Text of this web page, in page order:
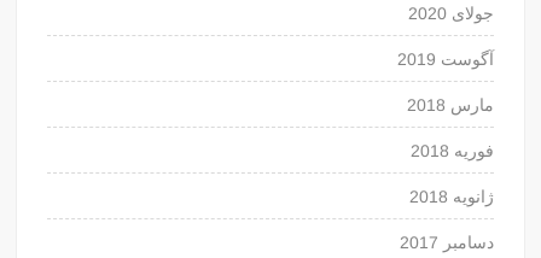
جولای 2020
آگوست 2019
مارس 2018
فوریه 2018
ژانویه 2018
دسامبر 2017